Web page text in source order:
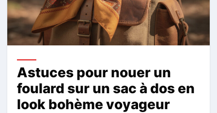
Astuces pour nouer un
foulard sur un sac à dos en
look bohème voyageur